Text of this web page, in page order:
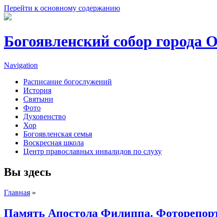
Перейти к основному содержанию
Богоявленский собор города
Navigation
Расписание богослужений
История
Святыни
Фото
Духовенство
Хор
Богоявленская семья
Воскресная школа
Центр православных инвалидов по слуху
Вы здесь
Главная »
Память Апостола Филиппа.